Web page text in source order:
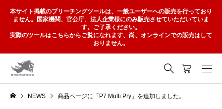
本サイト掲載のブリーチングツールは、一般ユーザーへの販売を行っており
ません。国家機関、官公庁、法人企業様にのみ販売させていただいていま
す。ご了承ください。
実際のツールはこちらからご覧になれます、尚、オンラインでの販売はして
おりません。
NEWS 商品ページに「P7 Multi Pry」を追加しました。